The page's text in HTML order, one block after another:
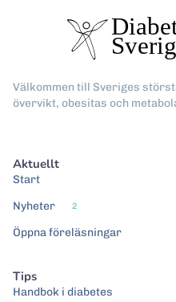
Välkommen till Sveriges
övervikt, obesitas och
Aktuellt
Start
Nyheter
2
Öppna föreläsningar
Tips
Handbok i diabetes